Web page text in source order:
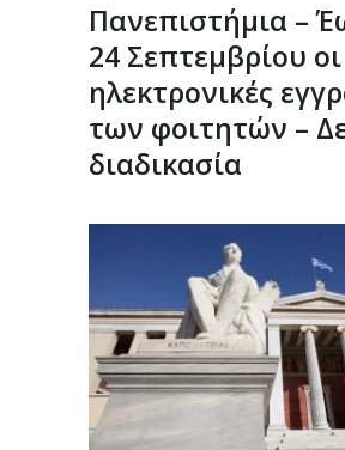
Πανεπιστήμια –
24 Σεπτεμβρίου οι
ηλεκτρονικές
των φοιτητών –
διαδικασία